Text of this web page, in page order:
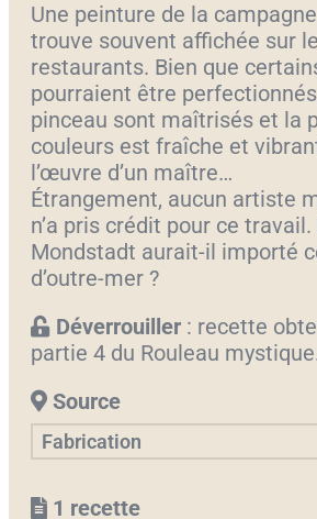
Une peinture de la campagne
trouve souvent affichée sur
restaurants. Bien que
pourraient être
pinceau sont maîtrisés et la
couleurs est fraîche et
l’œuvre d’un maître…
Étrangement, aucun artiste
n’a pris crédit pour ce
Mondstadt aurait-il importé
d’outre-mer ?
Déverrouiller : recette
partie 4 du Rouleau
Source
Fabrication
1 recette